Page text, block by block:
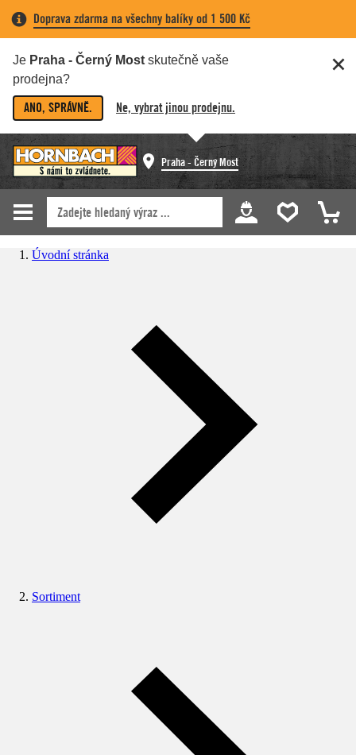
Doprava zdarma na všechny balíky od 1 500 Kč
Je Praha - Černý Most skutečně vaše
prodejna?
ANO, SPRÁVNĚ. Ne, vybrat jinou prodejnu.
Praha - Černý Most
Úvodní stránka
Sortiment